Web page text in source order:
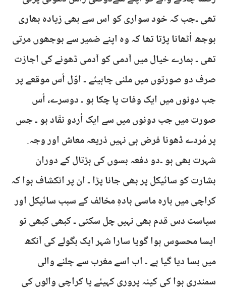
تھی ۔جب کہ خود سواری کو اس سے بھی زیادہ بھاری
بوجھ اُٹھانا پڑتا تھا کہ وہ اپنے ضمیر سے بوجھوں مرتی
تھی ۔ ہمارے خیال میں آدمی کو آدمی ڈھونے کی اجازت
صرف دو صورتوں میں ملنی چاہیئے ۔ اوّل اُس موقعے پر
جب دونوں میں ایک وفات پا چکا ہو ۔ دوسرے، اُس
صورت میں جب دونوں میں سے ایک اُردو نقّاد ہو ۔ جس
پر مُردے ڈھونا فرض ہی نہیں ذریعہ معاش اور وجہ ِ
شہرت بھی ہو ۔دو دفعہ بسوں کی ہڑتال کے دوران
بشارت کو سائیکل پر بھی جانا پڑا ۔ ان پر انکشاف ہوا کہ
کراچی میں بارہ ماسی بادہِ مخالف کے سبب سائیکل اور
سیاست دس قدم بھی نہیں چل سکتی ۔ کبھی کبھی تو
ایسا محسوس ہوا گویا سارا شہر ایک بگولے کی آنکھ
میں بسا دیا گیا ہے ۔ اب اسے مغرب سے چلنے والی
سمندری ہوا کی کینہ پروری کہیئے یا کراچی والوں کی